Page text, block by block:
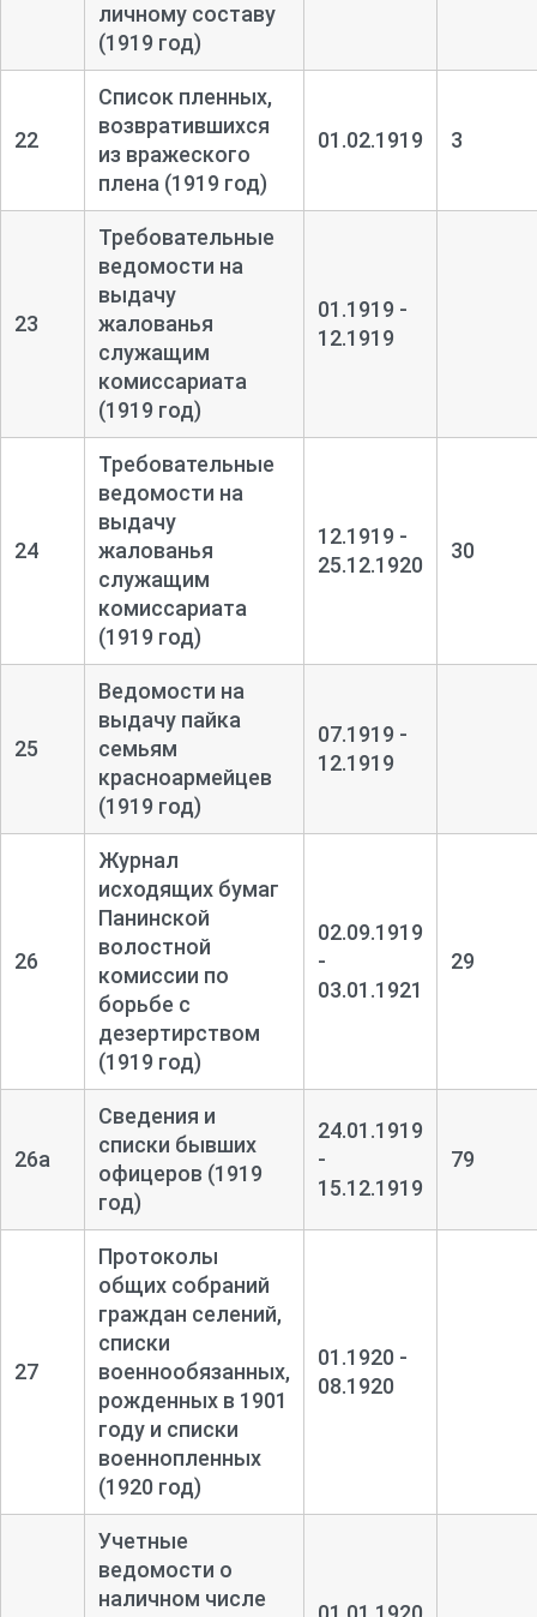
личному составу
(1919 год)
22
Список пленных,
возвратившихся
из вражеского
плена (1919 год)
01.02.1919 3
23
Требовательные
ведомости на
выдачу
жалованья
служащим
комиссариата
(1919 год)
01.1919 -
12.1919
24
Требовательные
ведомости на
выдачу
жалованья
служащим
комиссариата
(1919 год)
12.1919 -
25.12.1920
30
25
Ведомости на
выдачу пайка
семьям
красноармейцев
(1919 год)
07.1919 -
12.1919
26
Журнал
исходящих бумаг
Панинской
волостной
комиссии по
борьбе с
дезертирством
(1919 год)
02.09.1919
-
03.01.1921
29
26а
Сведения и
списки бывших
офицеров (1919
год)
24.01.1919
-
15.12.1919
79
27
Протоколы
общих собраний
граждан селений,
списки
военнообязанных,
рожденных в 1901
году и списки
военнопленных
(1920 год)
01.1920 -
08.1920
Учетные
ведомости о
наличном числе